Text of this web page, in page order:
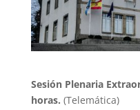
Sesión Plenaria
horas. (Telemática)